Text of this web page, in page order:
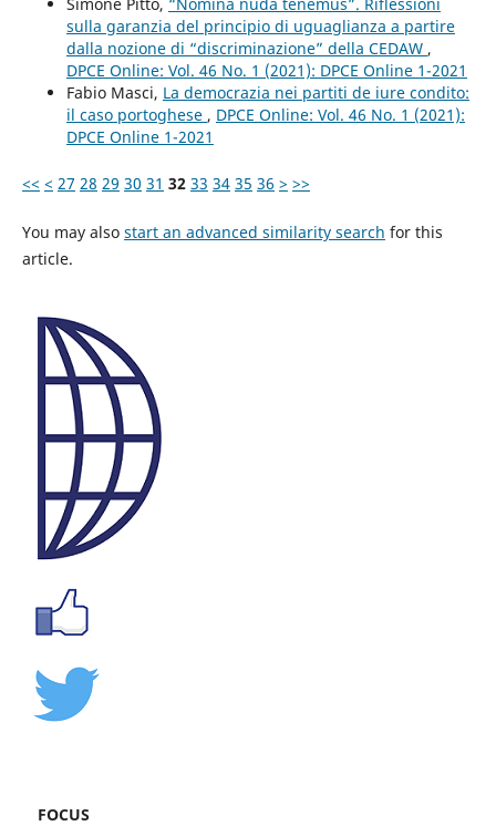
sulla garanzia del principio di uguaglianza a partire
dalla nozione di “discriminazione” della CEDAW ,
DPCE Online: Vol. 46 No. 1 (2021): DPCE Online 1-2021
Fabio Masci, La democrazia nei partiti de iure condito:
il caso portoghese , DPCE Online: Vol. 46 No. 1 (2021):
DPCE Online 1-2021
<< < 27 28 29 30 31 32 33 34 35 36 > >>
You may also start an advanced similarity search for this
article.
FOCUS